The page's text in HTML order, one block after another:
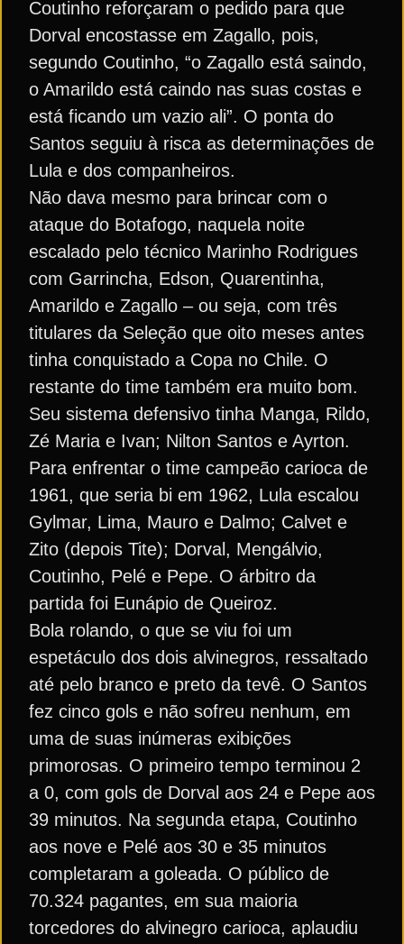
Coutinho reforçaram o pedido para que
Dorval encostasse em Zagallo, pois,
segundo Coutinho, “o Zagallo está saindo,
o Amarildo está caindo nas suas costas e
está ficando um vazio ali”. O ponta do
Santos seguiu à risca as determinações de
Lula e dos companheiros.
Não dava mesmo para brincar com o
ataque do Botafogo, naquela noite
escalado pelo técnico Marinho Rodrigues
com Garrincha, Edson, Quarentinha,
Amarildo e Zagallo – ou seja, com três
titulares da Seleção que oito meses antes
tinha conquistado a Copa no Chile. O
restante do time também era muito bom.
Seu sistema defensivo tinha Manga, Rildo,
Zé Maria e Ivan; Nilton Santos e Ayrton.
Para enfrentar o time campeão carioca de
1961, que seria bi em 1962, Lula escalou
Gylmar, Lima, Mauro e Dalmo; Calvet e
Zito (depois Tite); Dorval, Mengálvio,
Coutinho, Pelé e Pepe. O árbitro da
partida foi Eunápio de Queiroz.
Bola rolando, o que se viu foi um
espetáculo dos dois alvinegros, ressaltado
até pelo branco e preto da tevê. O Santos
fez cinco gols e não sofreu nenhum, em
uma de suas inúmeras exibições
primorosas. O primeiro tempo terminou 2
a 0, com gols de Dorval aos 24 e Pepe aos
39 minutos. Na segunda etapa, Coutinho
aos nove e Pelé aos 30 e 35 minutos
completaram a goleada. O público de
70.324 pagantes, em sua maioria
torcedores do alvinegro carioca, aplaudiu